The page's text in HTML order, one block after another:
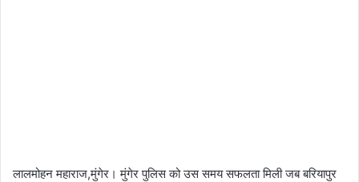
लालमोहन महाराज,मुंगेर। मुंगेर पुलिस को उस समय सफलता मिली जब बरियापुर